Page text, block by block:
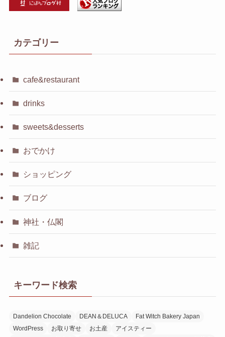
カテゴリー
cafe&restaurant
drinks
sweets&desserts
おでかけ
ショッピング
ブログ
神社・仏閣
雑記
キーワード検索
Dandelion Chocolate DEAN＆DELUCA
Fat Witch Bakery Japan
WordPress
お取り寄せ お土産
アイスティー